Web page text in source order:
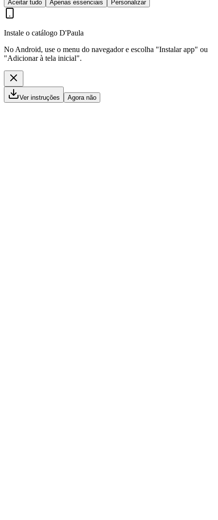
Aceitar tudo Apenas essenciais Personalizar
Instale o catálogo D'Paula
No Android, use o menu do navegador e escolha "Instalar app" ou
"Adicionar à tela inicial".
Ver instruções Agora não